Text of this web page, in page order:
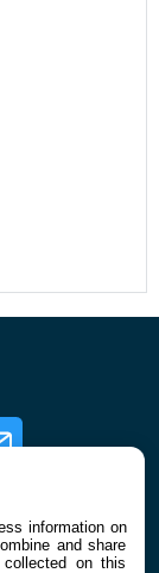
Newsletter
information on
and share
on this